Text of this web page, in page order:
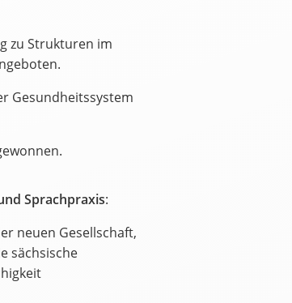
zu Strukturen im
Gesundheitssystem
Sprachpraxis:
neuen Gesellschaft,
sächsische